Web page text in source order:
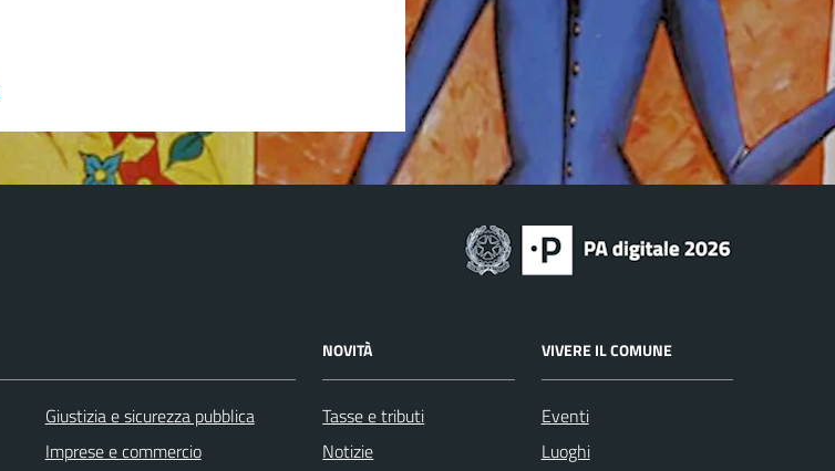
Giustizia e sicurezza pubblica
Imprese e commercio
NOVITÀ
Tasse e tributi
Notizie
VIVERE IL COMUNE
Eventi
Luoghi